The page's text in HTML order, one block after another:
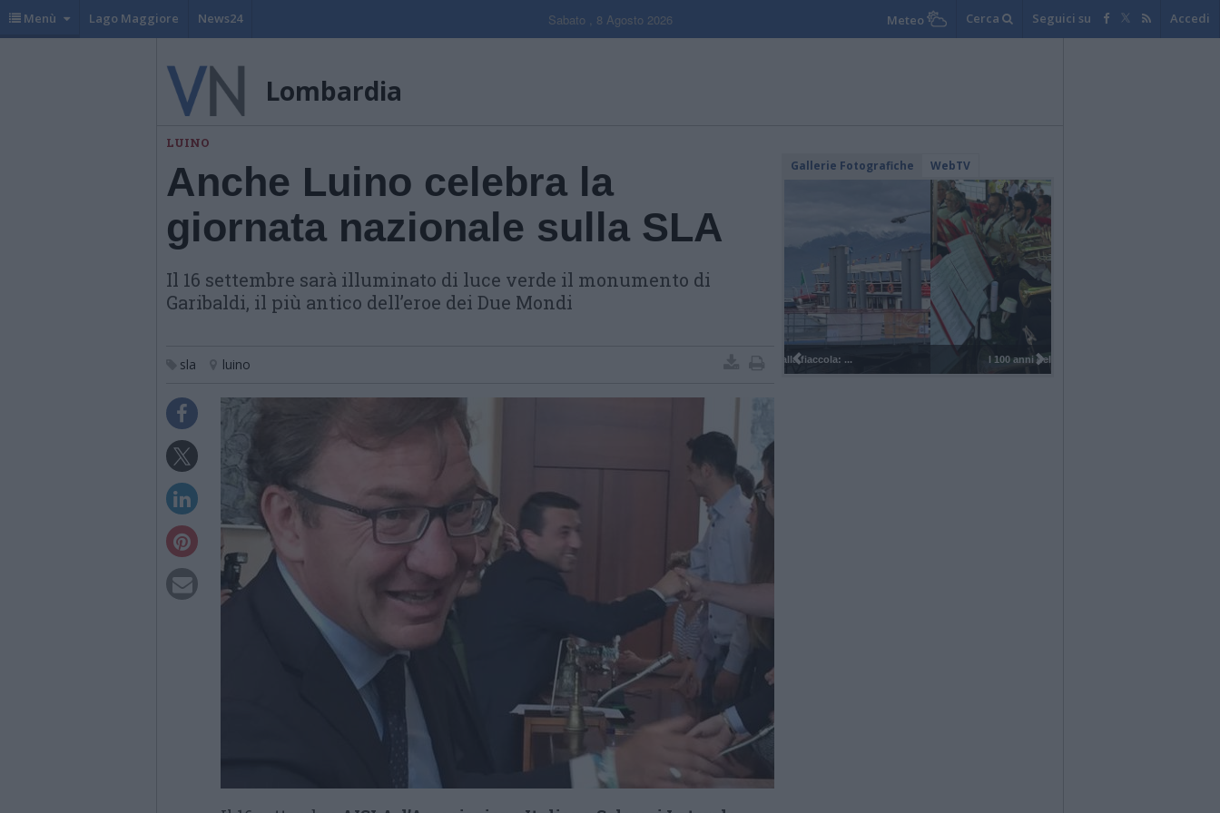
Menù Lago Maggiore News24 Sabato , 8 Agosto 2026 Meteo Cerca Seguici su Accedi
Lombardia
LUINO
Anche Luino celebra la
giornata nazionale sulla SLA
Il 16 settembre sarà illuminato di luce verde il monumento di
Garibaldi, il più antico dell’eroe dei Due Mondi
sla luino
Gallerie Fotografiche WebTV
I 100 anni del Corpo Musicale di